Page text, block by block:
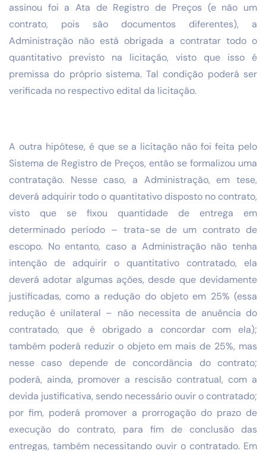
assinou foi a Ata de Registro de Preços (e não um
contrato, pois são documentos diferentes), a
Administração não está obrigada a contratar todo o
quantitativo previsto na licitação, visto que isso é
premissa do próprio sistema. Tal condição poderá ser
verificada no respectivo edital da licitação.
A outra hipótese, é que se a licitação não foi feita pelo
Sistema de Registro de Preços, então se formalizou uma
contratação. Nesse caso, a Administração, em tese,
deverá adquirir todo o quantitativo disposto no contrato,
visto que se fixou quantidade de entrega em
determinado período – trata-se de um contrato de
escopo. No entanto, caso a Administração não tenha
intenção de adquirir o quantitativo contratado, ela
deverá adotar algumas ações, desde que devidamente
justificadas, como a redução do objeto em 25% (essa
redução é unilateral – não necessita de anuência do
contratado, que é obrigado a concordar com ela);
também poderá reduzir o objeto em mais de 25%, mas
nesse caso depende de concordância do contrato;
poderá, ainda, promover a rescisão contratual, com a
devida justificativa, sendo necessário ouvir o contratado;
por fim, poderá promover a prorrogação do prazo de
execução do contrato, para fim de conclusão das
entregas, também necessitando ouvir o contratado. Em